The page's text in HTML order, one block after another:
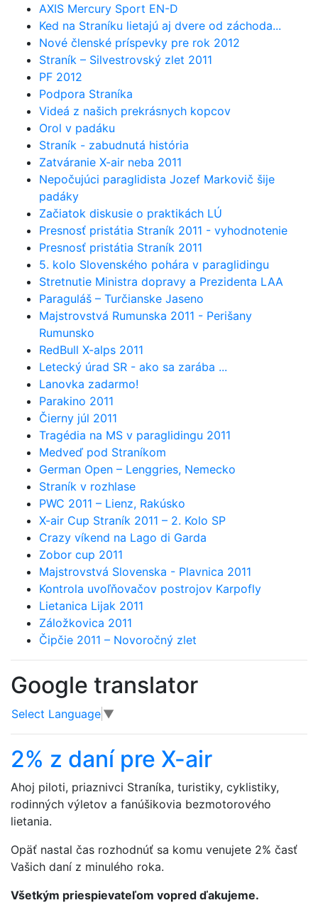
AXIS Mercury Sport EN-D
Ked na Straníku lietajú aj dvere od záchoda...
Nové členské príspevky pre rok 2012
Straník – Silvestrovský zlet 2011
PF 2012
Podpora Straníka
Videá z našich prekrásnych kopcov
Orol v padáku
Straník - zabudnutá história
Zatváranie X-air neba 2011
Nepočujúci paraglidista Jozef Markovič šije
padáky
Začiatok diskusie o praktikách LÚ
Presnosť pristátia Straník 2011 - vyhodnotenie
Presnosť pristátia Straník 2011
5. kolo Slovenského pohára v paraglidingu
Stretnutie Ministra dopravy a Prezidenta LAA
Paraguláš – Turčianske Jaseno
Majstrovstvá Rumunska 2011 - Perišany
Rumunsko
RedBull X-alps 2011
Letecký úrad SR - ako sa zarába ...
Lanovka zadarmo!
Parakino 2011
Čierny júl 2011
Tragédia na MS v paraglidingu 2011
Medveď pod Straníkom
German Open – Lenggries, Nemecko
Straník v rozhlase
PWC 2011 – Lienz, Rakúsko
X-air Cup Straník 2011 – 2. Kolo SP
Crazy víkend na Lago di Garda
Zobor cup 2011
Majstrovstvá Slovenska - Plavnica 2011
Kontrola uvoľňovačov postrojov Karpofly
Lietanica Lijak 2011
Záložkovica 2011
Čipčie 2011 – Novoročný zlet
Google translator
Select Language ▼
2% z daní pre X-air
Ahoj piloti, priaznivci Straníka, turistiky, cyklistiky,
rodinných výletov a fanúšikovia bezmotorového
lietania.
Opäť nastal čas rozhodnúť sa komu venujete 2% časť
Vašich daní z minulého roka.
Všetkým priespievateľom vopred ďakujeme.